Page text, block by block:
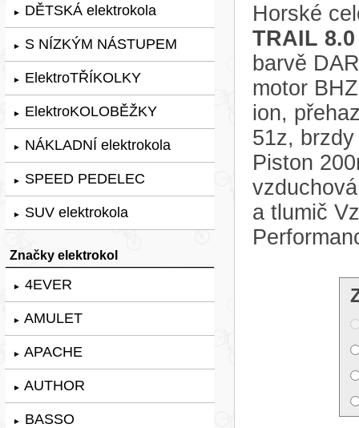
► DĚTSKÁ elektrokola
► S NÍZKÝM NÁSTUPEM
► ElektroTŘÍKOLKY
► ElektroKOLOBĚŽKY
► NÁKLADNÍ elektrokola
► SPEED PEDELEC
► SUV elektrokola
Značky elektrokol
► 4EVER
► AMULET
► APACHE
► AUTHOR
► BASSO
Horské
TRAIL
barvě
motor
ion,
51z,
Piston
a tlumič